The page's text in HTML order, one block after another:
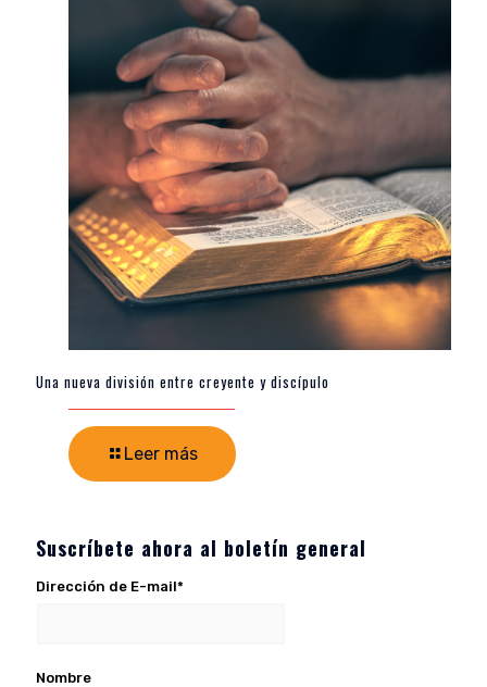
Una nueva división entre creyente y discípulo
Leer más
Suscríbete ahora al boletín general
Dirección de E-mail*
Nombre